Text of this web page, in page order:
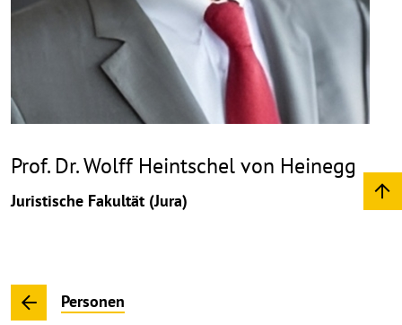
Prof. Dr. Wolff Heintschel von Heinegg
Juristische Fakultät (Jura)
Personen